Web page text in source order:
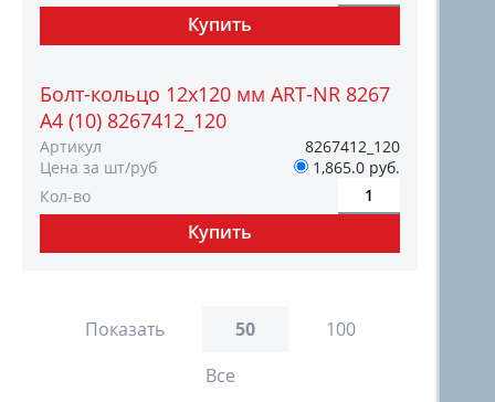
Болт-кольцо 12х120 мм ART-NR 8267
A4 (10) 8267412_120
Артикул
8267412_120
Цена за шт/руб
1,865.0 руб.
Кол-во
Показать 50
100
Все